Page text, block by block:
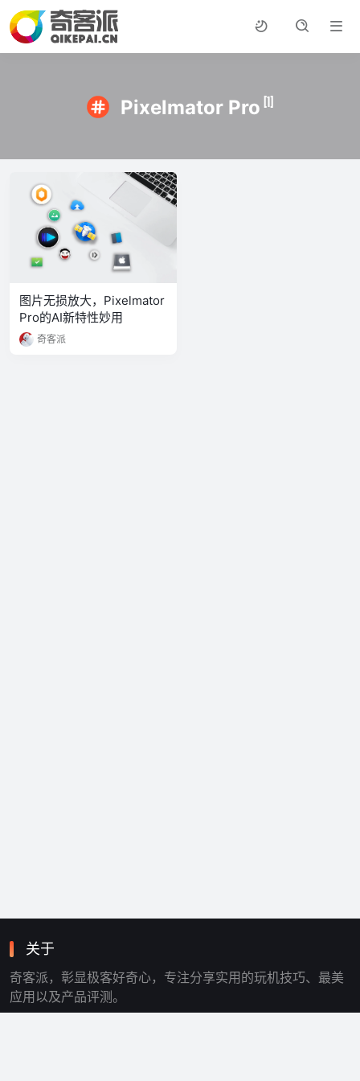
Pixelmator Pro [1]
图片无损放大，Pixelmator
Pro的AI新特性妙用
奇客派
关于
奇客派，彰显极客好奇心，专注分享实用的玩机技巧、最美
应用以及产品评测。